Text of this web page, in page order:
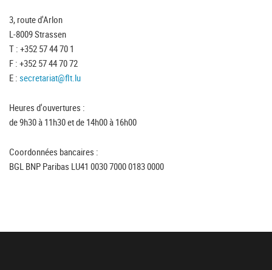
3, route d'Arlon
L-8009 Strassen
T : +352 57 44 70 1
F : +352 57 44 70 72
E : secretariat@flt.lu
Heures d'ouvertures :
de 9h30 à 11h30 et de 14h00 à 16h00
Coordonnées bancaires :
BGL BNP Paribas LU41 0030 7000 0183 0000